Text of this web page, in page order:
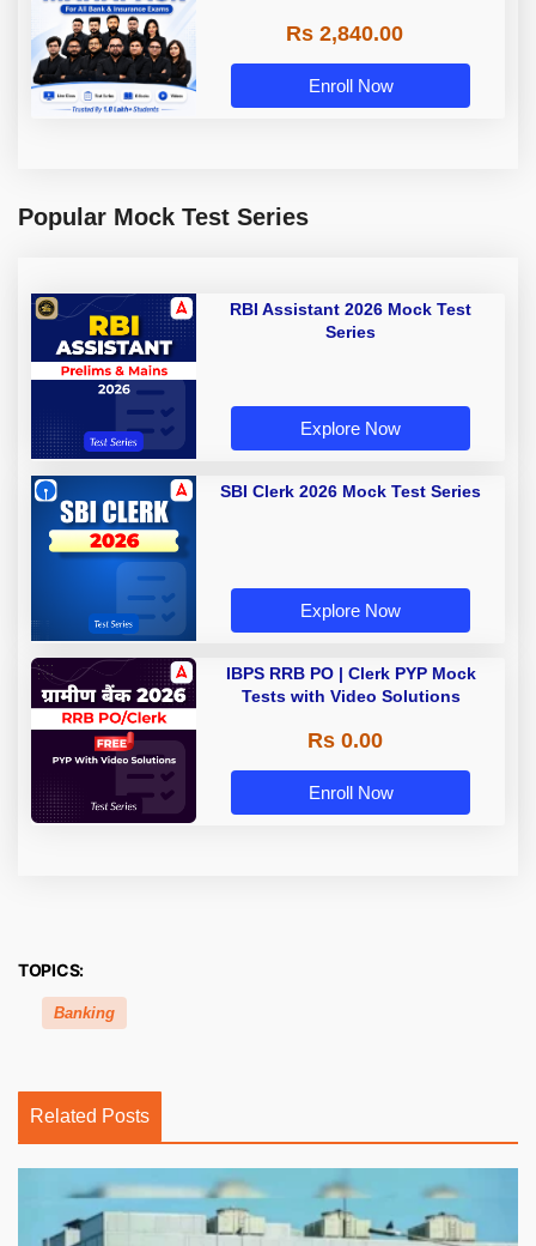
Rs 2,840.00
Enroll Now
Popular Mock Test Series
RBI Assistant 2026 Mock Test
Series
Explore Now
SBI Clerk 2026 Mock Test Series
Explore Now
IBPS RRB PO | Clerk PYP Mock
Tests with Video Solutions
Rs 0.00
Enroll Now
TOPICS:
Banking
Related Posts